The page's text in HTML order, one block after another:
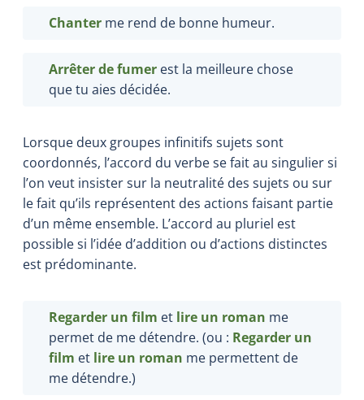
Chanter me rend de bonne humeur.
Arrêter de fumer est la meilleure chose
que tu aies décidée.
Lorsque deux groupes infinitifs sujets sont
coordonnés, l’accord du verbe se fait au singulier si
l’on veut insister sur la neutralité des sujets ou sur
le fait qu’ils représentent des actions faisant partie
d’un même ensemble. L’accord au pluriel est
possible si l’idée d’addition ou d’actions distinctes
est prédominante.
Regarder un film et lire un roman me
permet de me détendre. (ou : Regarder un
film et lire un roman me permettent de
me détendre.)